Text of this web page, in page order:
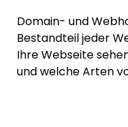
Domain- und
Bestandteil jeder
Ihre Webseite
und welche Arten